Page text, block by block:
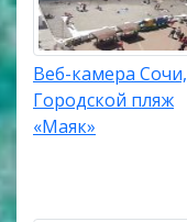
Веб-камера Сочи,
Городской пляж
«Маяк»